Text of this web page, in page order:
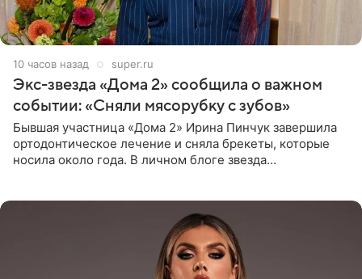
10 часов назад super.ru
Экс-звезда «Дома 2» сообщила о важном
событии: «Сняли мясорубку с зубов»
Бывшая участница «Дома 2» Ирина Пинчук завершила
ортодонтическое лечение и сняла брекеты, которые
носила около года. В личном блоге звезда